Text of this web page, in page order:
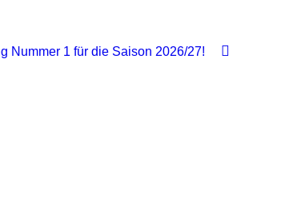
Nummer 1 für die Saison 2026/27!